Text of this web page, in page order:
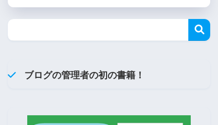
ブログの管理者の初の書籍！